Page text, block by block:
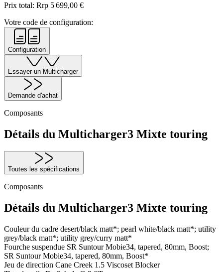
Prix total: Rrp 5 699,00 €
Votre code de configuration:
Configuration
Essayer un Multicharger
Demande d'achat
Composants
Détails du Multicharger3 Mixte touring
Toutes les spécifications
Composants
Détails du Multicharger3 Mixte touring
Couleur du cadre desert/black matt*; pearl white/black matt*; utility
grey/black matt*; utility grey/curry matt*
Fourche suspendue SR Suntour Mobie34, tapered, 80mm, Boost;
SR Suntour Mobie34, tapered, 80mm, Boost*
Jeu de direction Cane Creek 1.5 Viscoset Blocker